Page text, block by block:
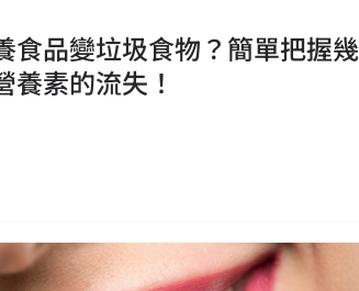
食品變垃圾食物？簡單把握幾
素的流失！